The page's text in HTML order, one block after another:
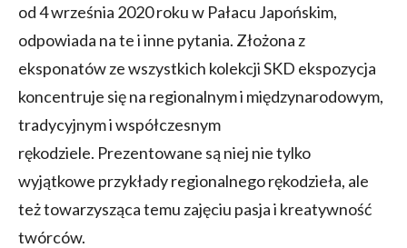
od 4 września 2020 roku w Pałacu Japońskim,
odpowiada na te i inne pytania. Złożona z
eksponatów ze wszystkich kolekcji SKD ekspozycja
koncentruje się na regionalnym i międzynarodowym,
tradycyjnym i współczesnym
rękodziele. Prezentowane są niej nie tylko
wyjątkowe przykłady regionalnego rękodzieła, ale
też towarzysząca temu zajęciu pasja i kreatywność
twórców.